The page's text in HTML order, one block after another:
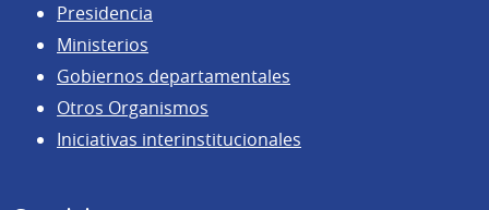
Presidencia
Ministerios
Gobiernos departamentales
Otros Organismos
Iniciativas interinstitucionales